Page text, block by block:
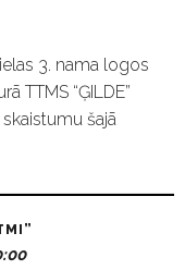
3. nama logos
TTMS “ĢILDE”
šajā